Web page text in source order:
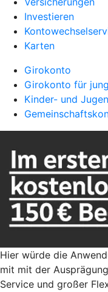
Investieren
Karten
Girokonto
Girokonto für
Kinder- und
Hier würde die
mit mit der
Service und großer